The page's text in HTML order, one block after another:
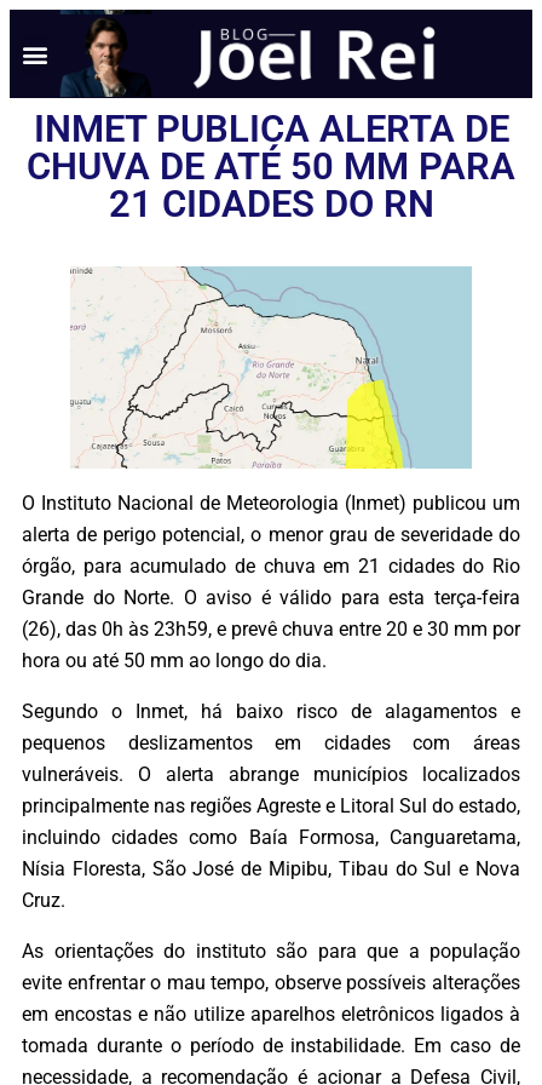
INMET PUBLICA ALERTA DE
CHUVA DE ATÉ 50 MM PARA
21 CIDADES DO RN
O Instituto Nacional de Meteorologia (Inmet) publicou um
alerta de perigo potencial, o menor grau de severidade do
órgão, para acumulado de chuva em 21 cidades do Rio
Grande do Norte. O aviso é válido para esta terça-feira
(26), das 0h às 23h59, e prevê chuva entre 20 e 30 mm por
hora ou até 50 mm ao longo do dia.
Segundo o Inmet, há baixo risco de alagamentos e
pequenos deslizamentos em cidades com áreas
vulneráveis. O alerta abrange municípios localizados
principalmente nas regiões Agreste e Litoral Sul do estado,
incluindo cidades como Baía Formosa, Canguaretama,
Nísia Floresta, São José de Mipibu, Tibau do Sul e Nova
Cruz.
As orientações do instituto são para que a população
evite enfrentar o mau tempo, observe possíveis alterações
em encostas e não utilize aparelhos eletrônicos ligados à
tomada durante o período de instabilidade. Em caso de
necessidade, a recomendação é acionar a Defesa Civil,